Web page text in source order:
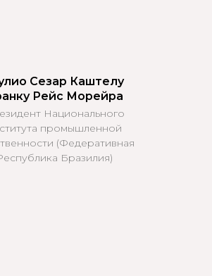
Сезар Каштелу
Рейс Морейра
Национального
промышленной
(Федеративная
Бразилия)